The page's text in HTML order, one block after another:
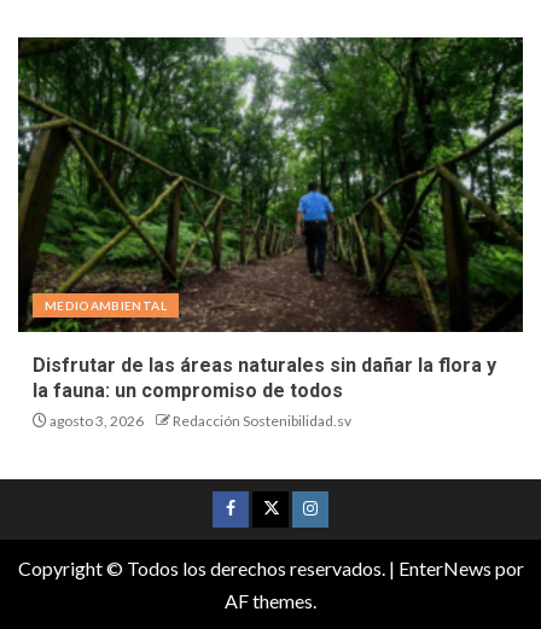
MEDIOAMBIENTAL
Disfrutar de las áreas naturales sin dañar la flora y
la fauna: un compromiso de todos
agosto 3, 2026 Redacción Sostenibilidad.sv
Copyright © Todos los derechos reservados. | EnterNews por
AF themes.